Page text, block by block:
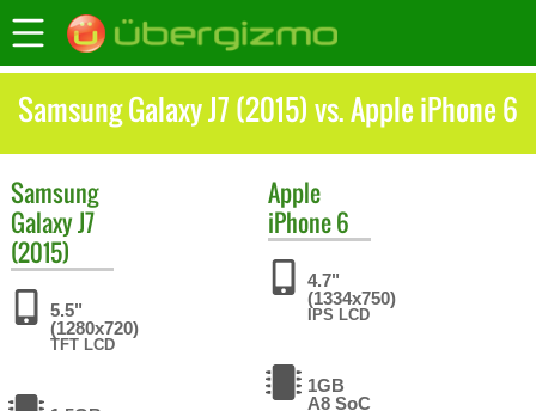
Samsung Galaxy J7 (2015) vs. Apple iPhone 6
Samsung
Galaxy J7
(2015)
5.5"
(1280x720)
TFT LCD
Apple
iPhone 6
4.7"
(1334x750)
IPS LCD
1GB
A8 SoC